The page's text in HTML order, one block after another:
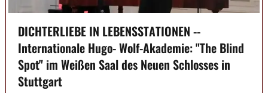
DICHTERLIEBE IN LEBENSSTATIONEN --
Internationale Hugo- Wolf-Akademie: "The Blind
Spot" im Weißen Saal des Neuen Schlosses in
Stuttgart